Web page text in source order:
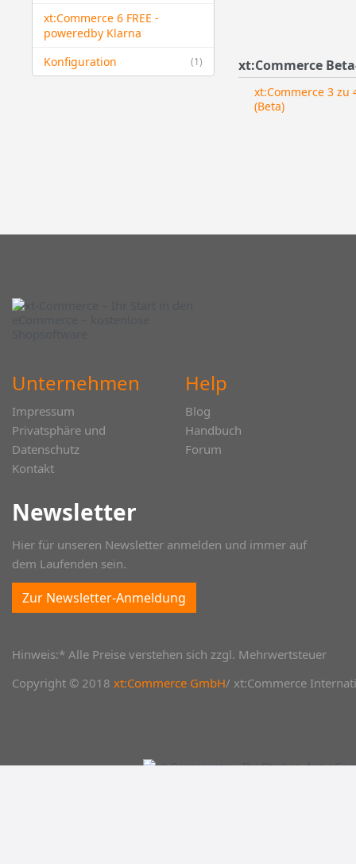
xt:Commerce 6 FREE -
powered​by Klarna
(1)
Konfiguration xt:Commerce
xt:Commerce 3
(Beta)
Unternehmen
Impressum
Privatsphäre und
Datenschutz
Kontakt
Help
Blog
Handbuch
Forum
Newsletter
Hier für unseren Newsletter anmelden und immer auf
dem Laufenden sein.
Zur Newsletter-Anmeldung
Hinweis:* Alle Preise verstehen sich zzgl. Mehrwertsteuer
Copyright © 2018 xt:Commerce GmbH/ xt:Commerce